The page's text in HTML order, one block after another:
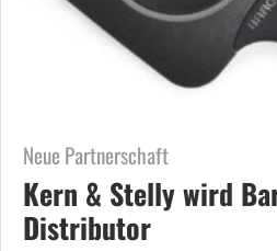
Neue Partnerschaft
Kern & Stelly wird
Distributor